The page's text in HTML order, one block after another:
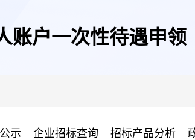
账户一次性待遇申领
示 企业招标查询 招标产品分析